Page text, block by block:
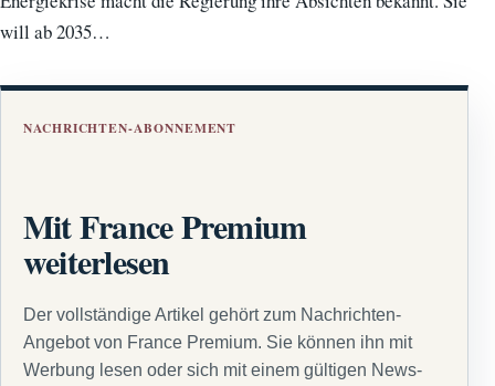
will ab 2035…
NACHRICHTEN-ABONNEMENT
Mit France Premium
weiterlesen
Der vollständige Artikel gehört zum Nachrichten-
Angebot von France Premium. Sie können ihn mit
Werbung lesen oder sich mit einem gültigen News-